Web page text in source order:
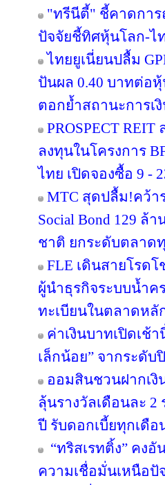
"ทรีนีตี้" ชี้คาดการ
ปัจจัยชี้ทิศหุ้นโลก-ไ
ไทยยูเนี่ยนปลื้ม
ปันผล 0.40 บาทต่อ
ตอกย้ำสถานะการเ
PROSPECT
ลงทุนในโครงการ
ไทย เปิดจองซื้อ 9 -
MTC สุดปลื้ม!คว้าร
Social Bond 129
ชาติ ยกระดับตลาด
FLE เดินสายโรด
ผู้นำธุรกิจระบบน้ำค
ทะเบียนในตลาดหลั
ค่าเงินบาทเปิดเช้
เล็กน้อย” จากระดั
ออมสินชวนฝากเงิ
ลุ้นรางวัลเดือนละ 2
ปี รับดอกเบี้ยทุกเดือ
“ทริสเรทติ้ง” คงอั
ความเชื่อมั่นเหนือปั